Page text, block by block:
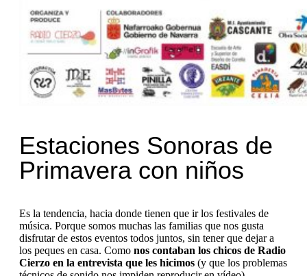
Estaciones Sonoras de
Primavera con niños
Es la tendencia, hacia donde tienen que ir los festivales de
música. Porque somos muchas las familias que nos gusta
disfrutar de estos eventos todos juntos, sin tener que dejar a
los peques en casa. Como nos contaban los chicos de Radio
Cierzo en la entrevista que les hicimos (y que los problemas